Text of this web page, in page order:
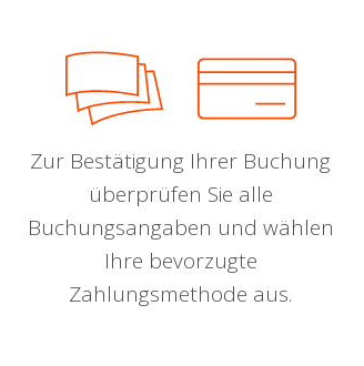
Zur Bestätigung Ihrer Buchung
überprüfen Sie alle
Buchungsangaben und wählen
Ihre bevorzugte
Zahlungsmethode aus.